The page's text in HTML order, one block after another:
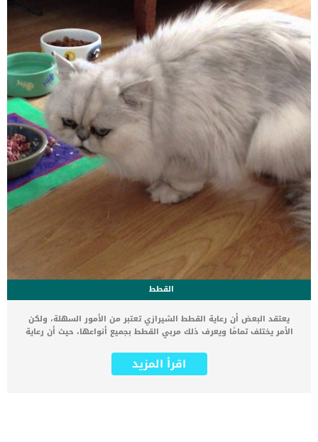
يتبول كلبى الا خارج المنزل ؟ وهل هناك اعراض اخرى تمكننى من معرفة
الاصابة ؟ وما هى طرق العلاج ؟ .. استكمل قراءة هذا المقال. اعراض عدم
[…]
القطط
يعتقد البعض أن رعاية القطط الشيرازي تعتبر من الأمور السهلة، ولكن
الأمر يختلف تمامًا ويعرف ذلك مربي القطط بجميع أنواعها، حيث أن رعاية
من الخارج. فإذا كنت تمتلك قطة سوف تجد نفسك ملزمًا برعايتها
وتنظيفها وتقديم الطعام المناسب لها وغيرها من الأمور التي تبقيها
اقرأ المزيد